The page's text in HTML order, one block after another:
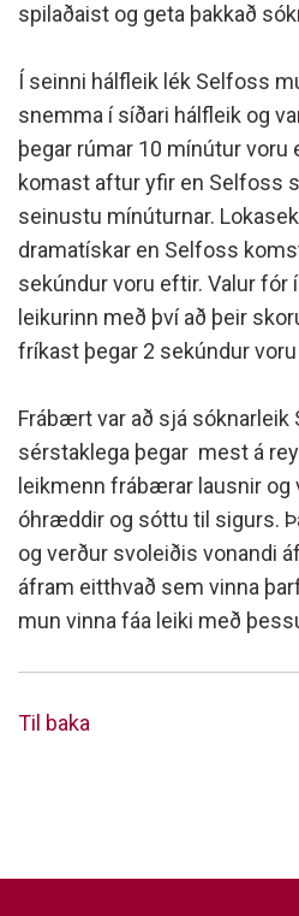
spilaðaist og geta þakkað
Í seinni hálfleik lék Selfoss
snemma í síðari hálfleik og
þegar rúmar 10 mínútur voru
komast aftur yfir en Selfoss
seinustu mínúturnar.
dramatískar en Selfoss
sekúndur voru eftir. Valur fór
leikurinn með því að þeir
fríkast þegar 2 sekúndur
Frábært var að sjá sóknarleik
sérstaklega þegar mest á
leikmenn frábærar lausnir og
óhræddir og sóttu til sigurs.
og verður svoleiðis vonandi
áfram eitthvað sem vinna
mun vinna fáa leiki með
Til baka